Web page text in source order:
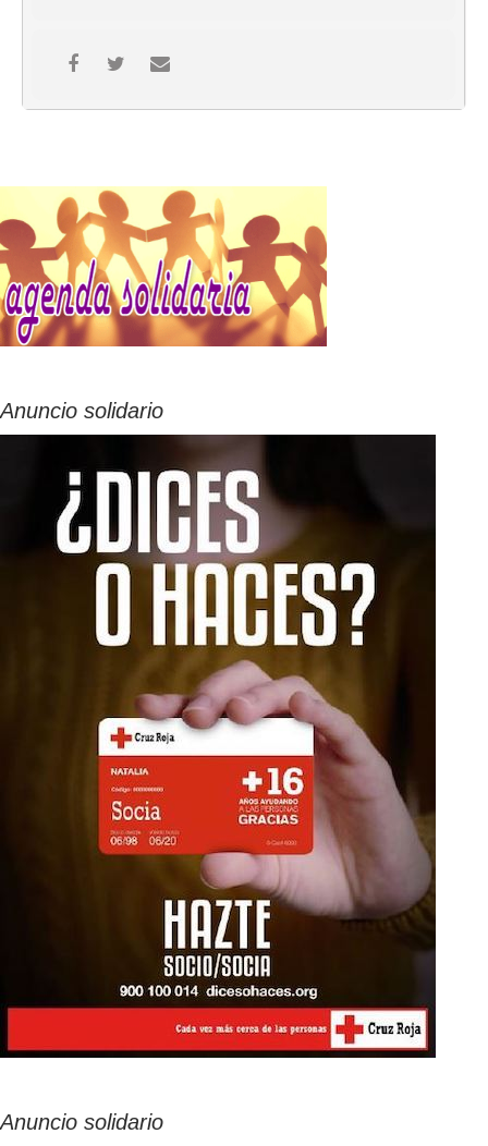
Anuncio solidario
Anuncio solidario